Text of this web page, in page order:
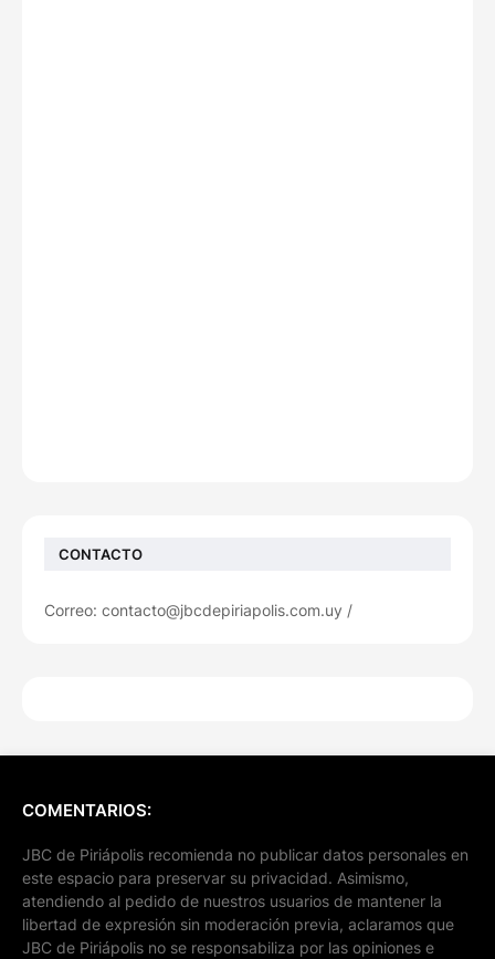
CONTACTO
Correo: contacto@jbcdepiriapolis.com.uy /
COMENTARIOS:
JBC de Piriápolis recomienda no publicar datos personales en
este espacio para preservar su privacidad. Asimismo,
atendiendo al pedido de nuestros usuarios de mantener la
libertad de expresión sin moderación previa, aclaramos que
JBC de Piriápolis no se responsabiliza por las opiniones e